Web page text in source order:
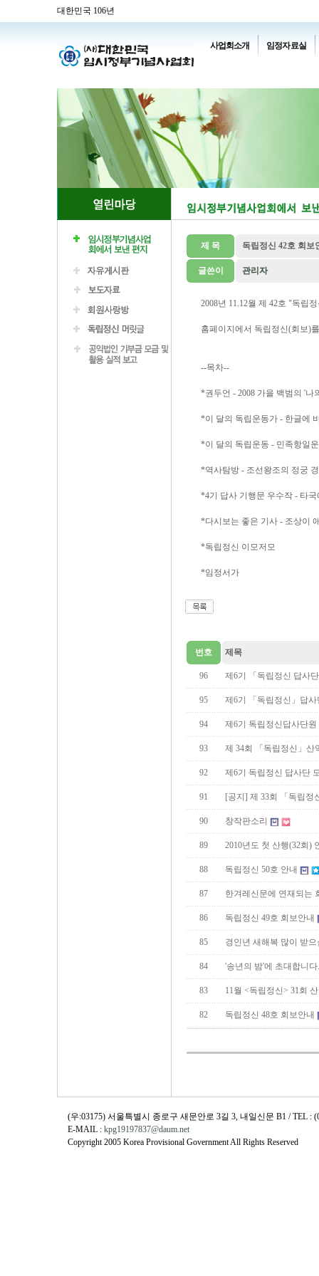
대한민국 106년
사업회소개 임정자료실
제 목 독립정신 42호 회보
글쓴이 관리자
2008년 11.12월 제 42호 "독립
홈페이지에서 독립정신(회보)
--목차--
*권두언 - 2008 가을 백범의 '나
*이 달의 독립운동가 - 한글에
*이 달의 독립운동 - 민족항일
*역사탐방 - 조선왕조의 정궁
*4기 답사 기행문 우수작 - 타
*다시보는 좋은 기사 - 조상이
*독립정신 이모저모
*임정서가
번호 제목
96 제6기 「독립정신 답사
95 제6기 「독립정신」답
94 제6기 독립정신답사단
93 제 34회 「독립정신」산
92 제6기 독립정신 답사단
91 [공지] 제 33회 「독립정
90 창작판소리
89 2010년도 첫 산행(32회)
88 독립정신 50호 안내
87 한겨레신문에 연재되는
86 독립정신 49호 회보안내
85 경인년 새해복 많이 받으
84 '송년의 밤'에 초대합니다.
83 11월 <독립정신> 31회
82 독립정신 48호 회보안내
(우:03175) 서울특별시 종로구 새문안로 3길 3, 내일신문 B1 / TEL :
E-MAIL : kpg19197837@daum.net
Copyright 2005 Korea Provisional Government All Rights Reserved